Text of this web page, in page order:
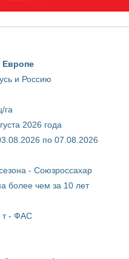
Европе
и Россию
га
2026 года
по 07.08.2026
- Союзроссахар
более чем за 10 лет
т - ФАС